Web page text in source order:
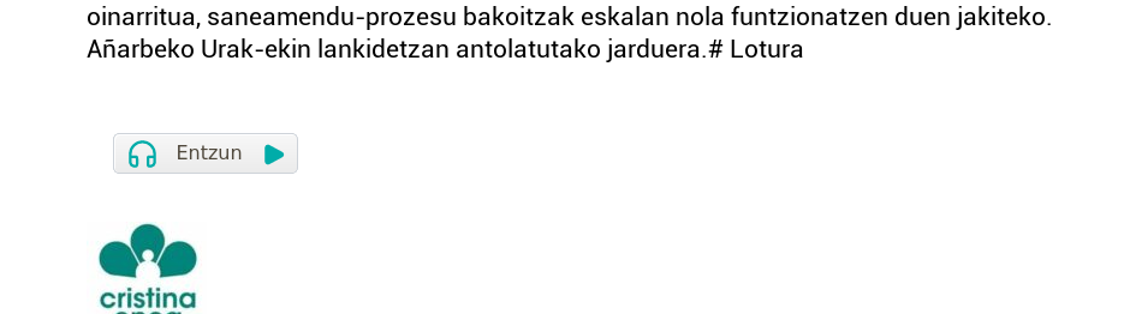
oinarritua, saneamendu-prozesu bakoitzak eskalan nola funtzionatzen duen jakiteko.
Añarbeko Urak-ekin lankidetzan antolatutako jarduera.# Lotura